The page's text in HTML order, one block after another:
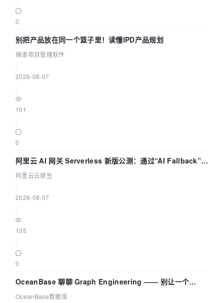
0
别把产品放在同一个篮子里！读懂IPD产品规划
禅道项目管理软件
2026-08-07
101
0
阿里云 AI 网关 Serverless 新版公测：通过“AI Fallback”与
拓扑可视化构建 AI 流量治理底座
阿里云云原生
2026-08-07
135
0
OceanBase 聊聊 Graph Engineering —— 别让一个
Agent 既当运动员又
OceanBase数据库